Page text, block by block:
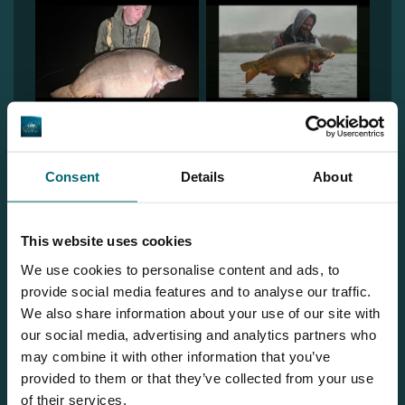
Consent Details About
This website uses cookies
We use cookies to personalise content and ads, to
provide social media features and to analyse our traffic.
We also share information about your use of our site with
our social media, advertising and analytics partners who
may combine it with other information that you’ve
provided to them or that they’ve collected from your use
of their services.